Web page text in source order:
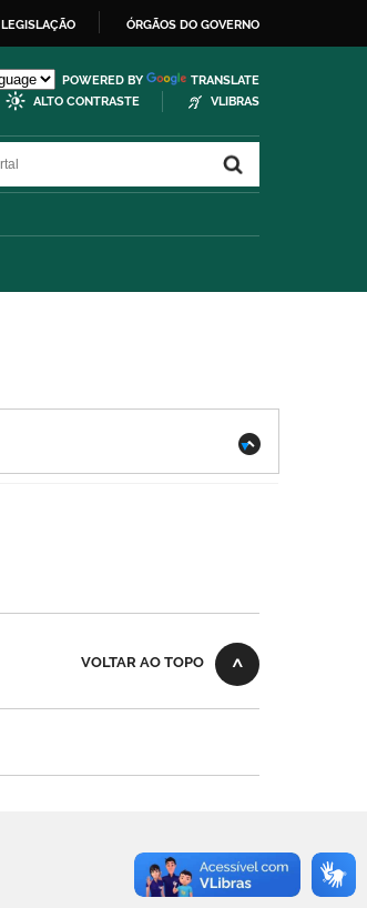
LEGISLAÇÃO ÓRGÃOS DO GOVERNO
POWERED BY
TRANSLATE
ALTO CONTRASTE
VLIBRAS
VOLTAR AO TOPO